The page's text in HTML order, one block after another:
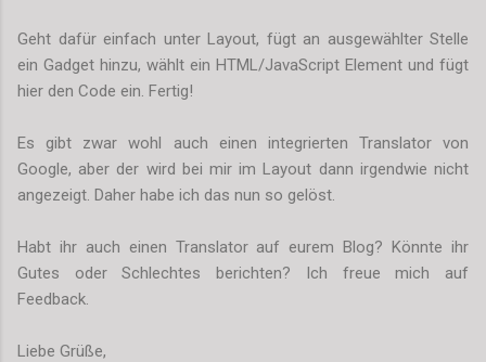
Geht dafür einfach unter Layout, fügt an ausgewählter Stelle
ein Gadget hinzu, wählt ein HTML/JavaScript Element und fügt
hier den Code ein. Fertig!
Es gibt zwar wohl auch einen integrierten Translator von
Google, aber der wird bei mir im Layout dann irgendwie nicht
angezeigt. Daher habe ich das nun so gelöst.
Habt ihr auch einen Translator auf eurem Blog? Könnte ihr
Gutes oder Schlechtes berichten? Ich freue mich auf
Feedback.
Liebe Grüße,